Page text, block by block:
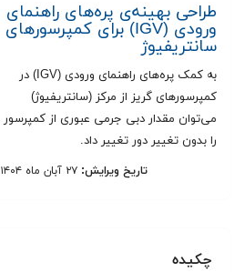
طراحی بهینه‌‌ی پره‌های راهنمای
ورودی (IGV) برای کمپرسورهای
سانتریفیوژ
به کمک پره‌های راهنمای ورودی (IGV) در
کمپرسورهای گریز از مرکز (سانتریفیوژ)
می‌توان مقدار دبی جرمی عبوری از کمپرسور
را بدون تغییر دور تغییر داد.
تاریخ ویرایش: ۲۷ آبان ماه ۱۴۰۴
چکیده